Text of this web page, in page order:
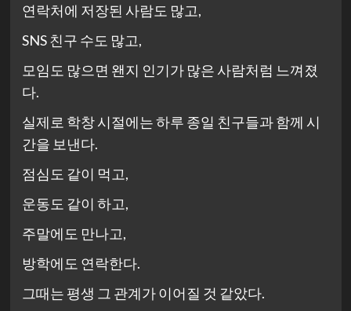
연락처에 저장된 사람도 많고,
SNS 친구 수도 많고,
모임도 많으면 왠지 인기가 많은 사람처럼 느껴졌
다.
실제로 학창 시절에는 하루 종일 친구들과 함께 시
간을 보낸다.
점심도 같이 먹고,
운동도 같이 하고,
주말에도 만나고,
방학에도 연락한다.
그때는 평생 그 관계가 이어질 것 같았다.